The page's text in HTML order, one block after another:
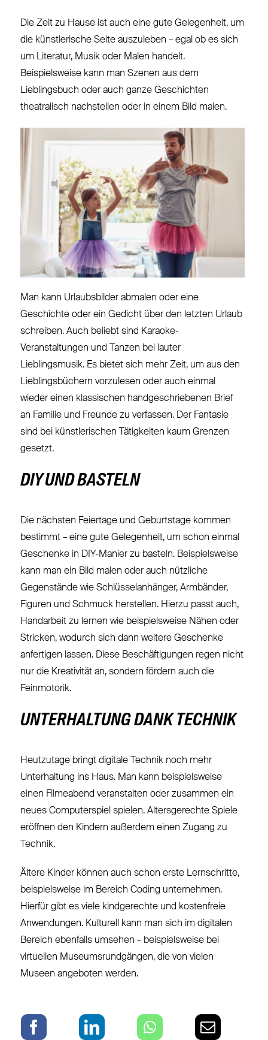
Die Zeit zu Hause ist auch eine gute Gelegenheit, um
die künstlerische Seite auszuleben – egal ob es sich
um Literatur, Musik oder Malen handelt.
Beispielsweise kann man Szenen aus dem
Lieblingsbuch oder auch ganze Geschichten
theatralisch nachstellen oder in einem Bild malen.
Man kann Urlaubsbilder abmalen oder eine
Geschichte oder ein Gedicht über den letzten Urlaub
schreiben. Auch beliebt sind Karaoke-
Veranstaltungen und Tanzen bei lauter
Lieblingsmusik. Es bietet sich mehr Zeit, um aus den
Lieblingsbüchern vorzulesen oder auch einmal
wieder einen klassischen handgeschriebenen Brief
an Familie und Freunde zu verfassen. Der Fantasie
sind bei künstlerischen Tätigkeiten kaum Grenzen
gesetzt.
DIY UND BASTELN
Die nächsten Feiertage und Geburtstage kommen
bestimmt – eine gute Gelegenheit, um schon einmal
Geschenke in DIY-Manier zu basteln. Beispielsweise
kann man ein Bild malen oder auch nützliche
Gegenstände wie Schlüsselanhänger, Armbänder,
Figuren und Schmuck herstellen. Hierzu passt auch,
Handarbeit zu lernen wie beispielsweise Nähen oder
Stricken, wodurch sich dann weitere Geschenke
anfertigen lassen. Diese Beschäftigungen regen nicht
nur die Kreativität an, sondern fördern auch die
Feinmotorik.
UNTERHALTUNG DANK TECHNIK
Heutzutage bringt digitale Technik noch mehr
Unterhaltung ins Haus. Man kann beispielsweise
einen Filmeabend veranstalten oder zusammen ein
neues Computerspiel spielen. Altersgerechte Spiele
eröffnen den Kindern außerdem einen Zugang zu
Technik.
Ältere Kinder können auch schon erste Lernschritte,
beispielsweise im Bereich Coding unternehmen.
Hierfür gibt es viele kindgerechte und kostenfreie
Anwendungen. Kulturell kann man sich im digitalen
Bereich ebenfalls umsehen – beispielsweise bei
virtuellen Museumsrundgängen, die von vielen
Museen angeboten werden.